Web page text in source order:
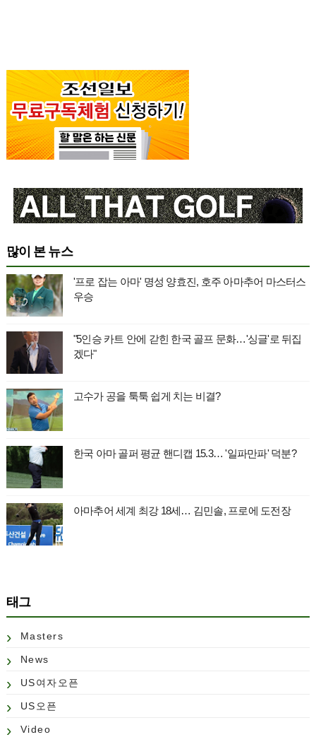
많이 본 뉴스
'프로 잡는 아마' 명성 양효진, 호주 아마추어 마스터스
우승
"5인승 카트 안에 갇힌 한국 골프 문화…'싱글'로 뒤집
겠다"
고수가 공을 툭툭 쉽게 치는 비결?
한국 아마 골퍼 평균 핸디캡 15.3… '일파만파' 덕분?
아마추어 세계 최강 18세… 김민솔, 프로에 도전장
태그
Masters
News
US여자오픈
US오픈
Video